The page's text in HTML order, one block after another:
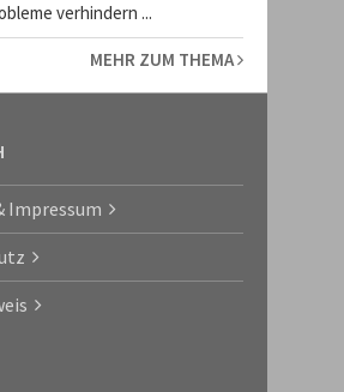
verhindern ...
MEHR ZUM THEMA
Impressum